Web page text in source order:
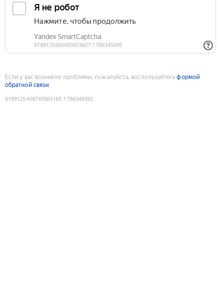
Если у вас возникли проблемы, пожалуйста, воспользуйтесьформой
обратной связи
9199125409745864165:1786345092